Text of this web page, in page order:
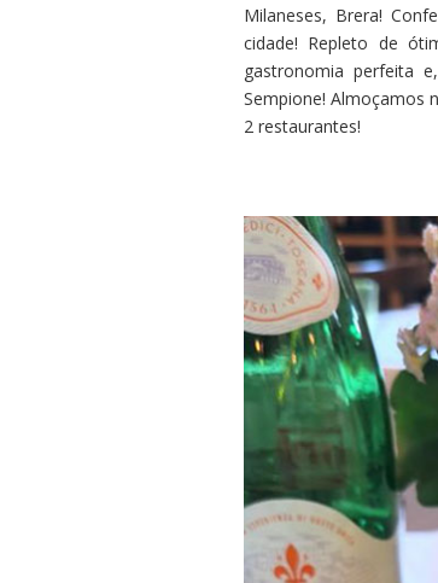
Milaneses, Brera!
cidade! Repleto de
gastronomia perfeita
Sempione! Almoçamos
2 restaurantes!